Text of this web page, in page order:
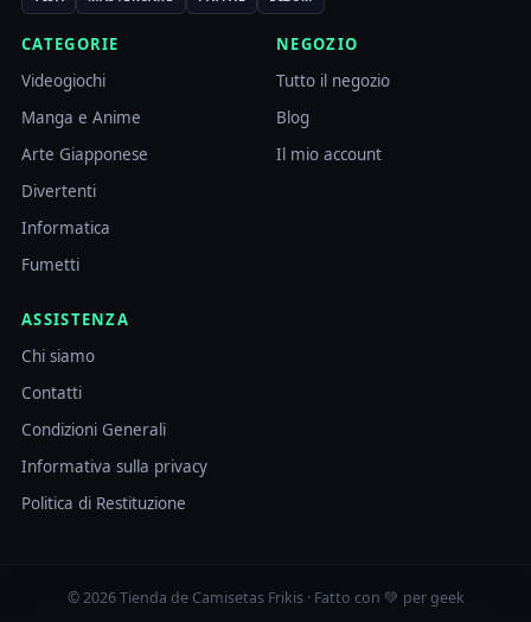
CATEGORIE
Videogiochi
Manga e Anime
Arte Giapponese
Divertenti
Informatica
Fumetti
NEGOZIO
Tutto il negozio
Blog
Il mio account
ASSISTENZA
Chi siamo
Contatti
Condizioni Generali
Informativa sulla privacy
Politica di Restituzione
© 2026 Tienda de Camisetas Frikis · Fatto con 💚 per geek